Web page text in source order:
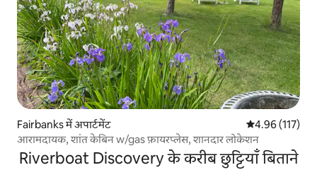
Fairbanks में अपार्टमेंट औसत रेटिंग 5 में से
4.96 (117)
आरामदायक, शांत केबिन w/gas फ़ायरप्लेस, शानदार लोकेशन
Riverboat Discovery के करीब छुट्टियाँ बिताने